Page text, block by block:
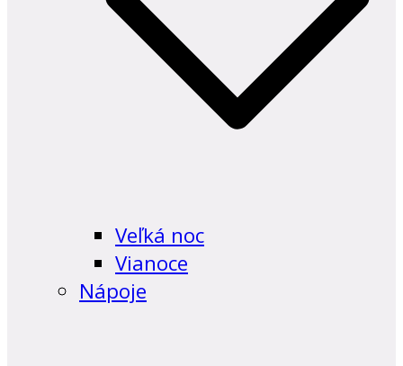
Veľká noc
Vianoce
Nápoje